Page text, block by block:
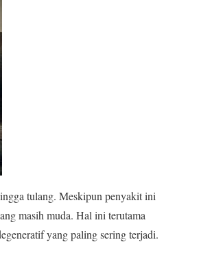
tulang. Meskipun penyakit ini
masih muda. Hal ini terutama
yang paling sering terjadi.